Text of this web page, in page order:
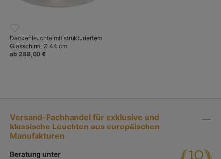
Deckenleuchte mit strukturiertem
Glasschirm, Ø 44 cm
ab 288,00 €
Versand-Fachhandel für exklusive und
klassische Leuchten aus europäischen
Manufakturen
Beratung unter